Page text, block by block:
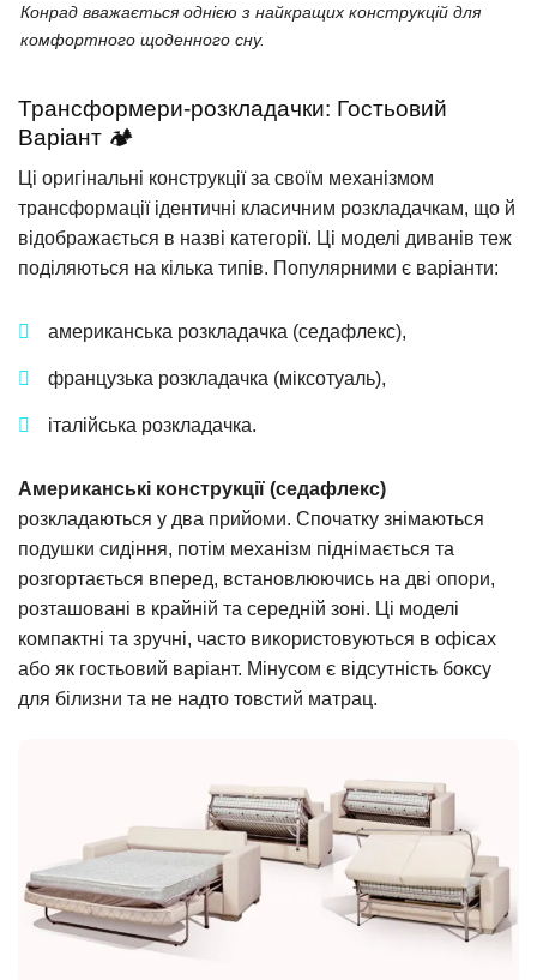
Конрад вважається однією з найкращих конструкцій для
комфортного щоденного сну.
Трансформери-розкладачки: Гостьовий
Варіант 🏕️
Ці оригінальні конструкції за своїм механізмом
трансформації ідентичні класичним розкладачкам, що й
відображається в назві категорії. Ці моделі диванів теж
поділяються на кілька типів. Популярними є варіанти:
американська розкладачка (седафлекс),
французька розкладачка (міксотуаль),
італійська розкладачка.
Американські конструкції (седафлекс)
розкладаються у два прийоми. Спочатку знімаються
подушки сидіння, потім механізм піднімається та
розгортається вперед, встановлюючись на дві опори,
розташовані в крайній та середній зоні. Ці моделі
компактні та зручні, часто використовуються в офісах
або як гостьовий варіант. Мінусом є відсутність боксу
для білизни та не надто товстий матрац.